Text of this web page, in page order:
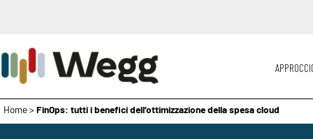
Home>FinOps: tutti i benefici dell’ottimizzazione della spesa cloud